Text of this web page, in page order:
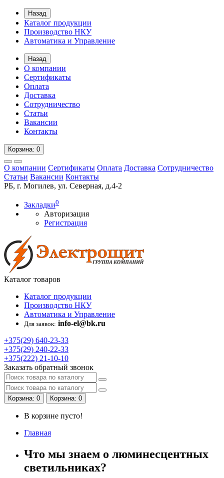
Назад
Каталог продукции
Производство НКУ
Автоматика и Управление
Назад
О компании
Сертификаты
Оплата
Доставка
Сотрудничество
Статьи
Вакансии
Контакты
Корзина: 0
О компании Сертификаты Оплата Доставка Сотрудничество
Статьи Вакансии Контакты
РБ, г. Могилев, ул. Северная, д.4-2
Закладки0
Авторизация
Регистрация
Каталог товаров
Каталог продукции
Производство НКУ
Автоматика и Управление
Для заявок: info-el@bk.ru
+375(29) 640-23-33
+375(29) 240-22-33
+375(222) 21-10-10
Заказать обратный звонок
Корзина: 0 Корзина: 0
В корзине пусто!
Главная
Что мы знаем о люминесцентных
светильниках?